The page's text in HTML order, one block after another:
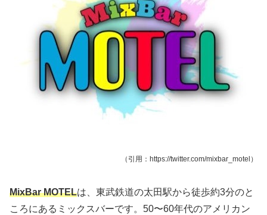
（引用：https://twitter.com/mixbar_motel）
MixBar MOTELは、東武鉄道の太田駅から徒歩約3分のと
ころにあるミックスバーです。50〜60年代のアメリカン